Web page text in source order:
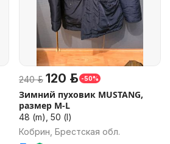
240 р. 120 р. -50%
Зимний пуховик MUSTANG,
размер М-L
48 (m), 50 (l)
Кобрин, Брестская обл.